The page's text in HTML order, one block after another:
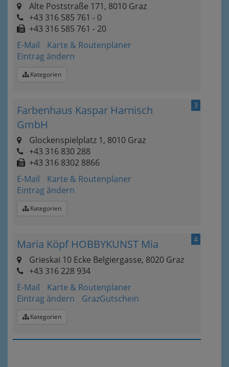
Alte Poststraße 171, 8010 Graz
+43 316 585 761 - 0
+43 316 585 761 - 20
E-Mail
Karte & Routenplaner
Eintrag ändern
Kategorien
3
Farbenhaus Kaspar Harnisch
GmbH
Glockenspielplatz 1, 8010 Graz
+43 316 830 288
+43 316 8302 8866
E-Mail
Karte & Routenplaner
Eintrag ändern
Kategorien
4
Maria Köpf HOBBYKUNST Mia
Grieskai 10 Ecke Belgiergasse, 8020 Graz
+43 316 228 934
E-Mail
Karte & Routenplaner
Eintrag ändern
GrazGutschein
Kategorien